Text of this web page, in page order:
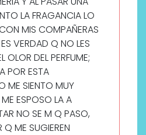
LA FRAGANCIA LO
MIS COMPAÑERAS
VERDAD Q NO LES
OLOR DEL PERFUME;
POR ESTA
ME SIENTO MUY
ESPOSO LA A
NO SE M Q PASO,
ME SUGIEREN